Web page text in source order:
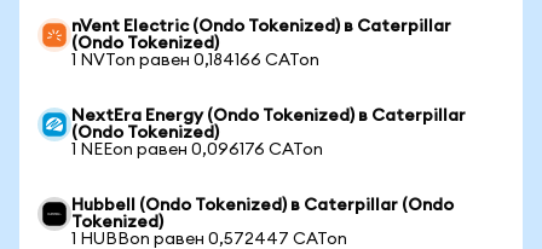
nVent Electric (Ondo Tokenized) в Caterpillar
(Ondo Tokenized)
1 NVTon равен 0,184166 CATon
NextEra Energy (Ondo Tokenized) в Caterpillar
(Ondo Tokenized)
1 NEEon равен 0,096176 CATon
Hubbell (Ondo Tokenized) в Caterpillar (Ondo
Tokenized)
1 HUBBon равен 0,572447 CATon